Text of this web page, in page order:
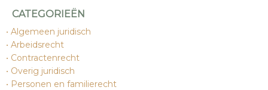
CATEGORIEËN
Algemeen juridisch
Arbeidsrecht
Contractenrecht
Overig juridisch
Personen en familierecht